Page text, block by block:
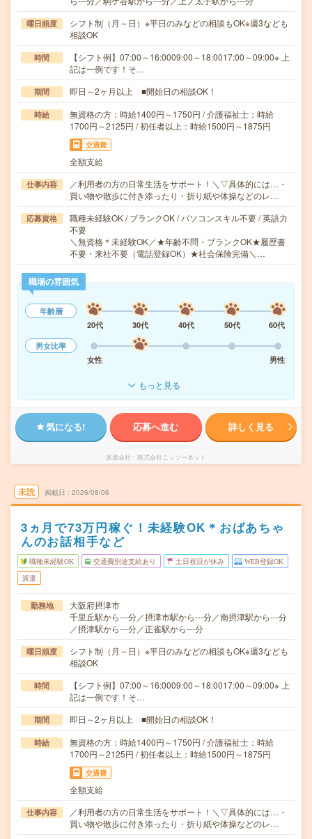
曜日頻度
シフト制（月～日）※平日のみなどの相談もOK※週3なども
相談OK
時間
【シフト例】07:00～16:0009:00～18:0017:00～09:00※ 上
記は一例です！そ…
期間 即日～2ヶ月以上 ■開始日の相談OK！
時給
無資格の方：時給1400円～1750円 / 介護福祉士：時給
1700円～2125円 / 初任者以上：時給1500円～1875円
交通費
全額支給
仕事内容
／利用者の方の日常生活をサポート！＼▽具体的には…・
買い物や散歩に付き添ったり・折り紙や体操などのレ…
応募資格
職種未経験OK / ブランクOK / パソコンスキル不要 / 英語力
不要
＼無資格＊未経験OK／★年齢不問・ブランクOK★履歴書
不要・来社不要（電話登録OK）★社会保険完備＼…
職場の雰囲気
年齢層
20代
30代 40代 50代
60代
男女比率
女性
男性
もっと見る
気になる! 応募へ進む 詳しく見る
派遣会社 株式会社ニッソーネット
未読 掲載日 2026/08/06
3ヵ月で73万円稼ぐ！未経験OK＊おばあちゃ
んのお話相手など
職種未経験OK 交通費別途支給あり 土日祝日が休み WEB登録OK
派遣
勤務地
大阪府摂津市
千里丘駅から---分／摂津市駅から---分／南摂津駅から---分
／摂津駅から---分／正雀駅から---分
曜日頻度
シフト制（月～日）※平日のみなどの相談もOK※週3なども
相談OK
時間
【シフト例】07:00～16:0009:00～18:0017:00～09:00※ 上
記は一例です！そ…
期間 即日～2ヶ月以上 ■開始日の相談OK！
時給
無資格の方：時給1400円～1750円 / 介護福祉士：時給
1700円～2125円 / 初任者以上：時給1500円～1875円
交通費
全額支給
仕事内容
／利用者の方の日常生活をサポート！＼▽具体的には…・
買い物や散歩に付き添ったり・折り紙や体操などのレ…